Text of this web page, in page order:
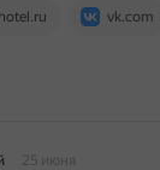
vk.com
25 июня